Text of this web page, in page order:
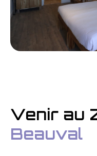
Venir au
Beauval